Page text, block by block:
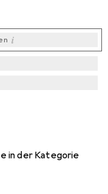
i
in der Kategorie